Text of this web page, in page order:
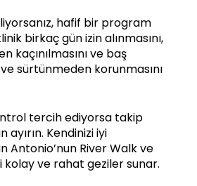
hafif bir program
birkaç gün izin alınmasını,
kaçınılmasını ve baş
sürtünmeden korunmasını
tercih ediyorsa takip
Kendinizi iyi
Antonio’nun River Walk ve
ve rahat geziler sunar.